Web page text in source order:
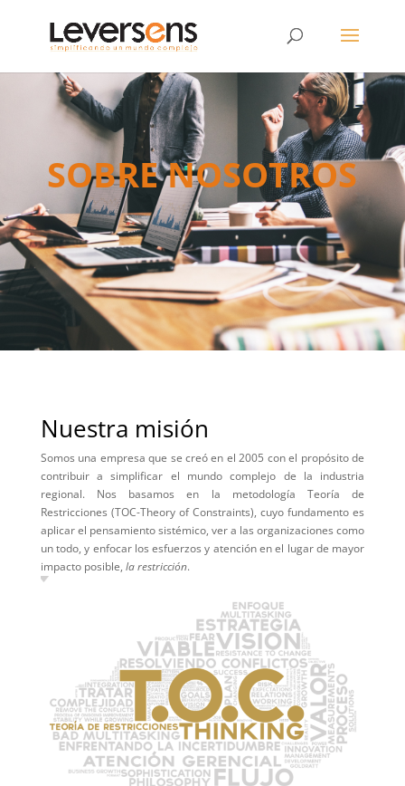
SOBRE NOSOTROS
Nuestra misión
Somos una empresa que se creó en el 2005 con el propósito de
contribuir a simplificar el mundo complejo de la industria
regional. Nos basamos en la metodología Teoría de
Restricciones (TOC-Theory of Constraints), cuyo fundamento es
aplicar el pensamiento sistémico, ver a las organizaciones como
un todo, y enfocar los esfuerzos y atención en el lugar de mayor
impacto posible, la restricción.